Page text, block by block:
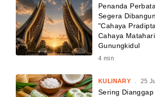
Penanda
Segera
"Cahaya
Cahaya
Gunungkidul
4 min
KULINARY . 25
Sering Dianggap